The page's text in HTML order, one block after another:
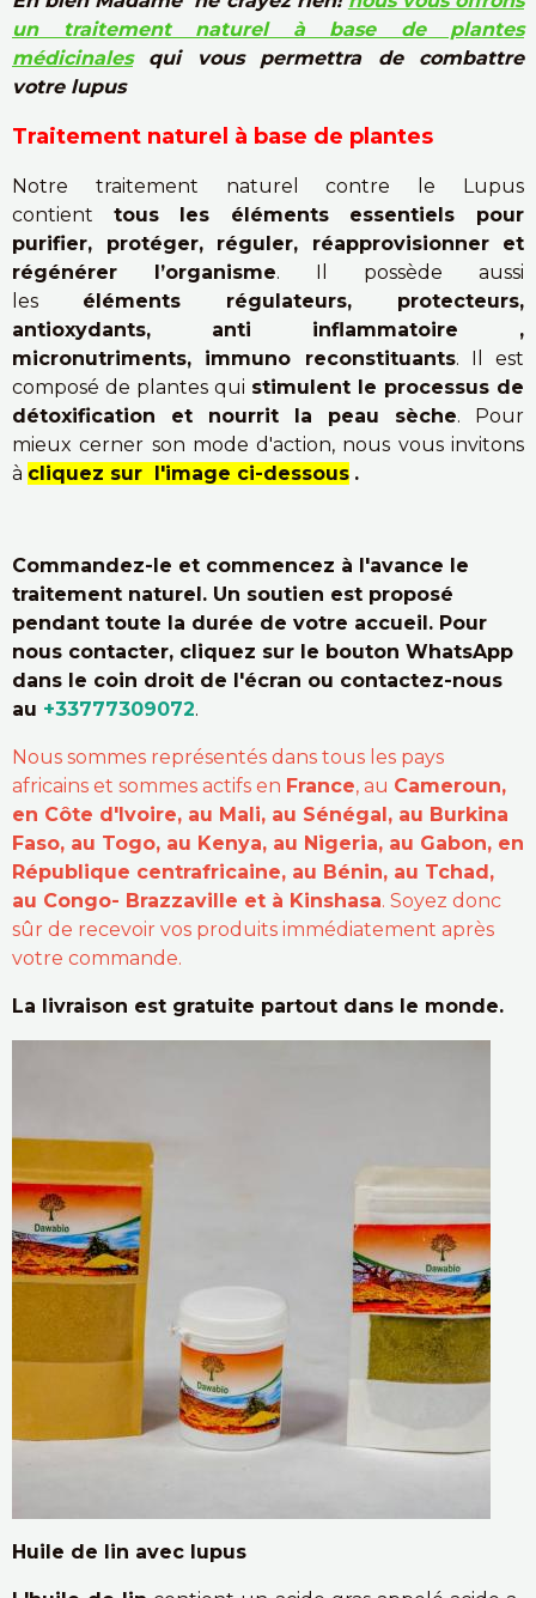
un traitement naturel à base de plantes
médicinalesqui vous permettra de combattre
votre lupus
Traitement naturel à base de plantes
Notre traitement naturel contre le Lupus
contient tous les éléments essentiels pour
purifier, protéger, réguler, réapprovisionner et
régénérer l’organisme. Il possède aussi
les éléments régulateurs, protecteurs,
antioxydants, anti inflammatoire ,
micronutriments, immuno reconstituants. Il est
composé de plantes qui stimulent le processus de
détoxification et nourrit la peau sèche. Pour
mieux cerner son mode d'action, nous vous invitons
à cliquez sur l'image ci-dessous .
Commandez-le et commencez à l'avance le
traitement naturel. Un soutien est proposé
pendant toute la durée de votre accueil. Pour
nous contacter, cliquez sur le bouton WhatsApp
dans le coin droit de l'écran ou contactez-nous
au +33777309072.
Nous sommes représentés dans tous les pays
africains et sommes actifs en France, au Cameroun,
en Côte d'Ivoire, au Mali, au Sénégal, au Burkina
Faso, au Togo, au Kenya, au Nigeria, au Gabon, en
République centrafricaine, au Bénin, au Tchad,
au Congo- Brazzaville et à Kinshasa. Soyez donc
sûr de recevoir vos produits immédiatement après
votre commande.
La livraison est gratuite partout dans le monde.
Huile de lin avec lupus